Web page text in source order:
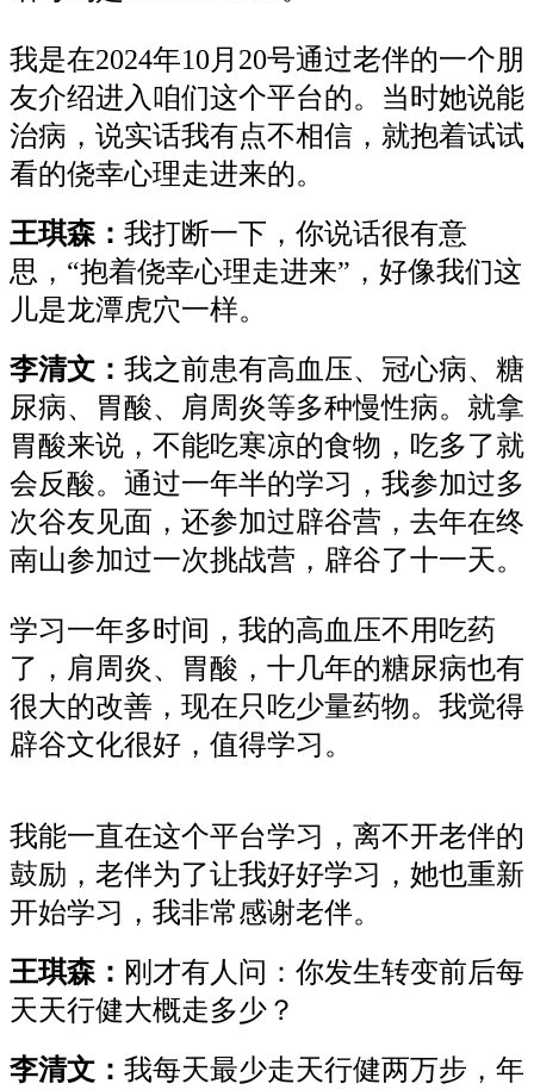
我是在2024年10月20号通过老伴的一个朋
友介绍进入咱们这个平台的。当时她说能
治病，说实话我有点不相信，就抱着试试
看的侥幸心理走进来的。
王琪森： 我打断一下，你说话很有意
思，“抱着侥幸心理走进来”，好像我们这
儿是龙潭虎穴一样。
李清文： 我之前患有高血压、冠心病、糖
尿病、胃酸、肩周炎等多种慢性病。就拿
胃酸来说，不能吃寒凉的食物，吃多了就
会反酸。通过一年半的学习，我参加过多
次谷友见面，还参加过辟谷营，去年在终
南山参加过一次挑战营，辟谷了十一天。
学习一年多时间，我的高血压不用吃药
了，肩周炎、胃酸，十几年的糖尿病也有
很大的改善，现在只吃少量药物。我觉得
辟谷文化很好，值得学习。
我能一直在这个平台学习，离不开老伴的
鼓励，老伴为了让我好好学习，她也重新
开始学习，我非常感谢老伴。
王琪森： 刚才有人问：你发生转变前后每
天天行健大概走多少？
李清文： 我每天最少走天行健两万步，年